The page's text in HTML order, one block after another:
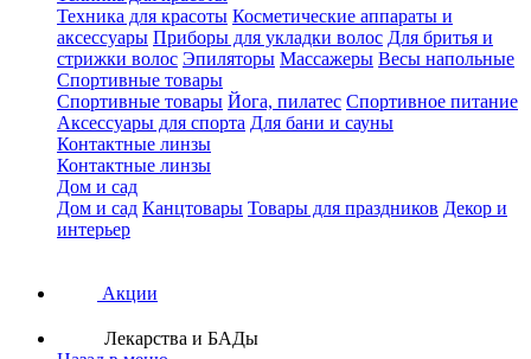
Техника для красоты Косметические аппараты и
аксессуары Приборы для укладки волос Для бритья и
стрижки волос Эпиляторы Массажеры Весы напольные
Спортивные товары
Спортивные товары Йога, пилатес Спортивное питание
Аксессуары для спорта Для бани и сауны
Контактные линзы
Контактные линзы
Дом и сад
Дом и сад Канцтовары Товары для праздников Декор и
интерьер
Акции
Лекарства и БАДы